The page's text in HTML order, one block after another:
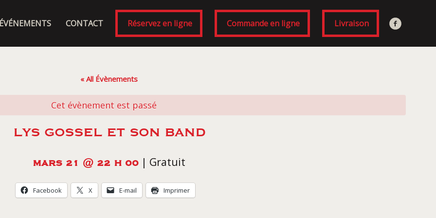
ÉVÉNEMENTS CONTACT Réservez en ligne Commande en ligne Livraison
« All Évènements
Cet évènement est passé
LYS GOSSEL ET SON BAND
MARS 21 @ 22 H 00 | Gratuit
Facebook X E-mail Imprimer